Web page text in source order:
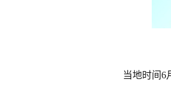
当地时间6